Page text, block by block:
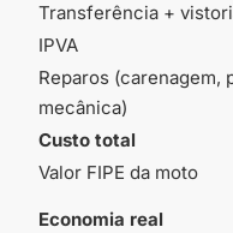
Transferência +
IPVA
Reparos (carenagem,
mecânica)
Custo total
Valor FIPE da moto
Economia real